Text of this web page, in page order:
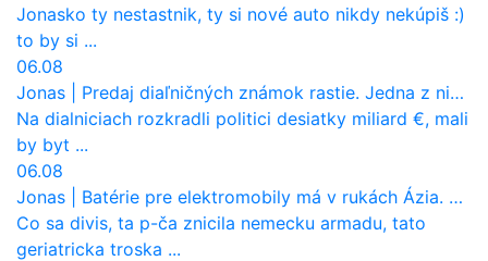
Jonasko ty nestastnik, ty si nové auto nikdy nekúpiš :)
to by si ...
06.08
Jonas
Predaj diaľničných známok rastie. Jedna z nich zaznamenala nečakane výrazný nárast
Na dialniciach rozkradli politici desiatky miliard €, mali
by byt ...
06.08
Jonas
Batérie pre elektromobily má v rukách Ázia. Európa ale stráca kontrolu aj nad vlastnou výrobou!
Co sa divis, ta p-ča znicila nemecku armadu, tato
geriatricka troska ...